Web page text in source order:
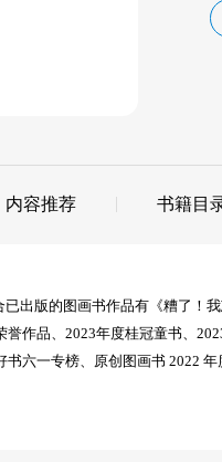
内容推荐 书籍目
出版的图画书作品有《糟了
作品、2023年度桂冠童书、
六一专榜、原创图画书 2022